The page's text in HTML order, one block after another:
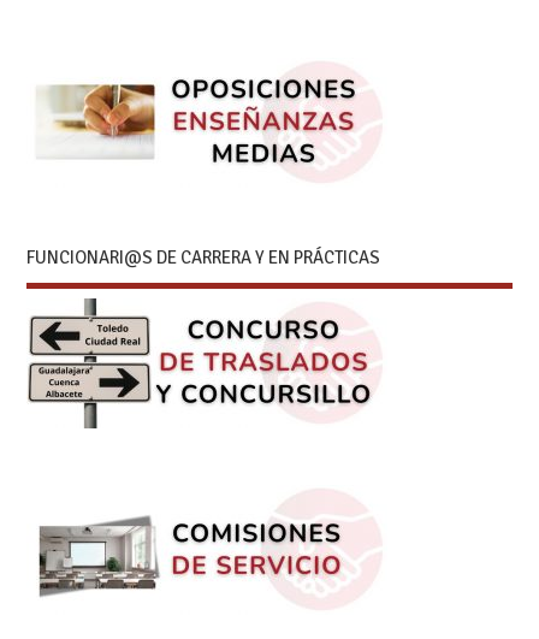
FUNCIONARI@S DE CARRERA Y EN PRÁCTICAS